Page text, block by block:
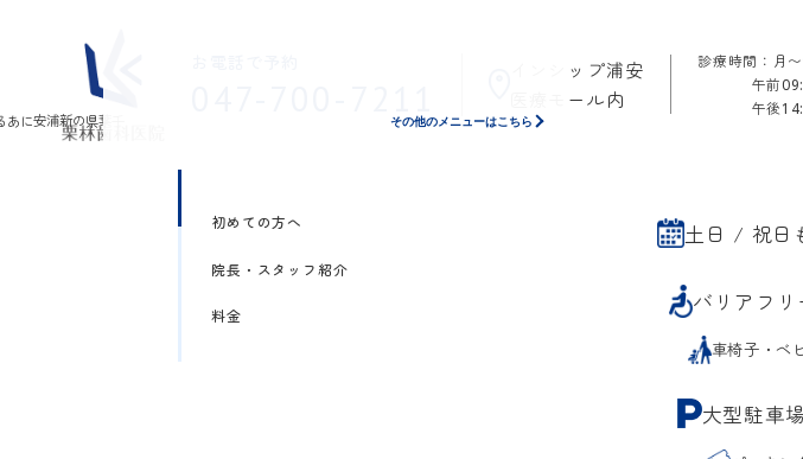
インシップ浦安
医療モール内
診療時間：月
午前
午後
初めての方へ
院長・スタッフ紹介
料金
土日 / 祝日
バリアフリ
車椅子・ベ
大型駐車
その他のメニューはこちら